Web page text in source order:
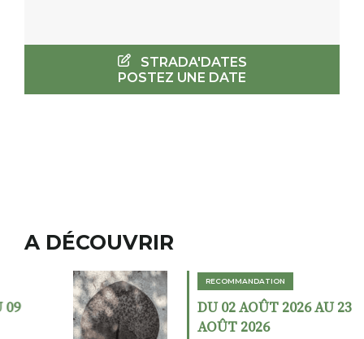
STRADA'DATES
POSTEZ UNE DATE
A DÉCOUVRIR
RECOMMANDATION
DU 02 AOÛT 2026 AU 23
AOÛT 2026